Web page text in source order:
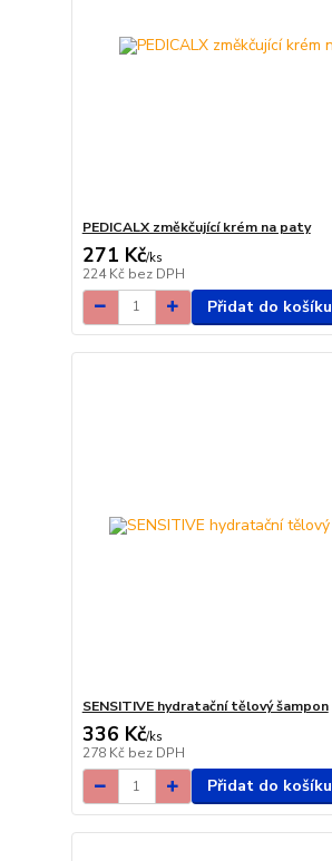
PEDICALX změkčující krém na paty
271 Kč/ks
224 Kč bez DPH
Přidat do košíku
SENSITIVE hydratační tělový šampon
336 Kč/ks
278 Kč bez DPH
Přidat do košíku